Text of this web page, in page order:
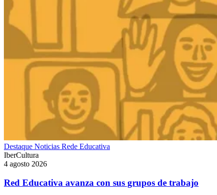
Destaque Noticias Rede Educativa
IberCultura
4 agosto 2026
Red Educativa avanza con sus grupos de trabajo